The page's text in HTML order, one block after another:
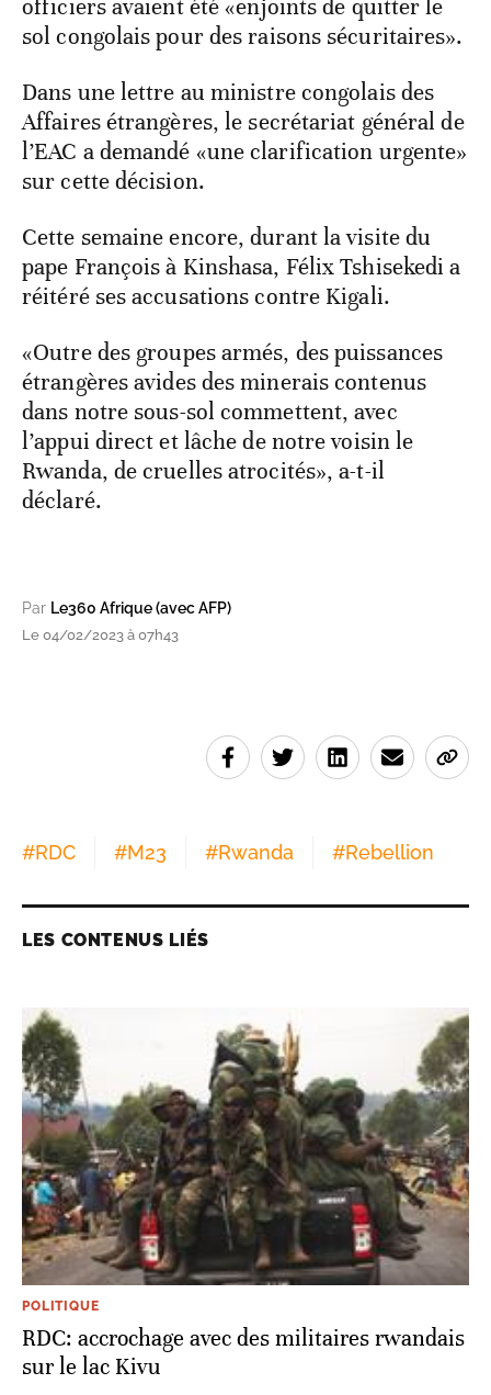
officiers avaient été «enjoints de quitter le
sol congolais pour des raisons sécuritaires».
Dans une lettre au ministre congolais des
Affaires étrangères, le secrétariat général de
l’EAC a demandé «une clarification urgente»
sur cette décision.
Cette semaine encore, durant la visite du
pape François à Kinshasa, Félix Tshisekedi a
réitéré ses accusations contre Kigali.
«Outre des groupes armés, des puissances
étrangères avides des minerais contenus
dans notre sous-sol commettent, avec
l’appui direct et lâche de notre voisin le
Rwanda, de cruelles atrocités», a-t-il
déclaré.
Par Le360 Afrique (avec AFP)
Le 04/02/2023 à 07h43
#RDC #M23 #Rwanda #Rebellion
LES CONTENUS LIÉS
POLITIQUE
RDC: accrochage avec des militaires rwandais
sur le lac Kivu